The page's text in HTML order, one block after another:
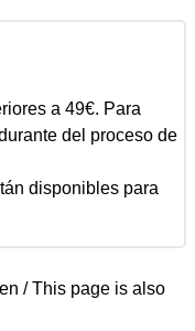
a 49€. Para
del proceso de
disponibles para
/ This page is also